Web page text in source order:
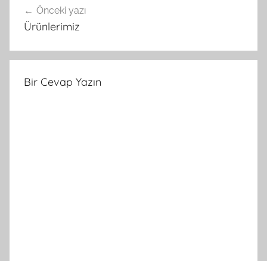
gezinmesi
Önceki yazı
Ürünlerimiz
Bir Cevap Yazın